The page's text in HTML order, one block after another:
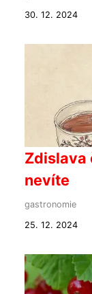
30. 12. 2024
Zdislava
nevíte
gastronomie
25. 12. 2024